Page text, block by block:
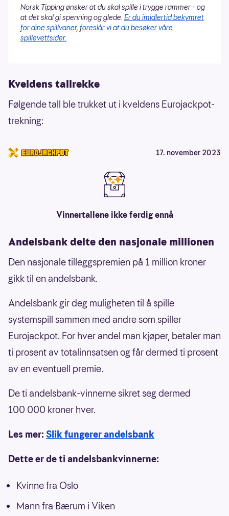
Norsk Tipping ønsker at du skal spille i trygge rammer - og
at det skal gi spenning og glede. Er du imidlertid bekymret
for dine spillvaner, foreslår vi at du besøker våre
spillevettsider.
Kveldens tallrekke
Følgende tall ble trukket ut i kveldens Eurojackpot-
trekning:
17. november 2023
Vinnertallene ikke ferdig ennå
Andelsbank delte den nasjonale millionen
Den nasjonale tilleggspremien på 1 million kroner
gikk til en andelsbank.
Andelsbank gir deg muligheten til å spille
systemspill sammen med andre som spiller
Eurojackpot. For hver andel man kjøper, betaler man
ti prosent av totalinnsatsen og får dermed ti prosent
av en eventuell premie.
De ti andelsbank-vinnerne sikret seg dermed
100 000 kroner hver.
Les mer: Slik fungerer andelsbank
Dette er de ti andelsbankvinnerne:
Kvinne fra Oslo
Mann fra Bærum i Viken